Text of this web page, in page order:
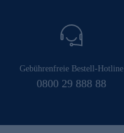
Gebührenfreie Bestell-Hotline
0800 29 888 88